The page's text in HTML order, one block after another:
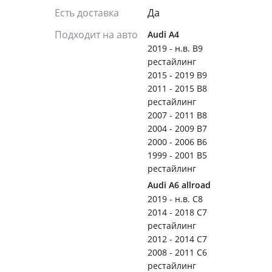
Есть доставка
Да
Подходит на авто
Audi A4
2019 - н.в. B9
рестайлинг
2015 - 2019 B9
2011 - 2015 B8
рестайлинг
2007 - 2011 B8
2004 - 2009 B7
2000 - 2006 B6
1999 - 2001 B5
рестайлинг
Audi A6 allroad
2019 - н.в. С8
2014 - 2018 C7
рестайлинг
2012 - 2014 C7
2008 - 2011 C6
рестайлинг